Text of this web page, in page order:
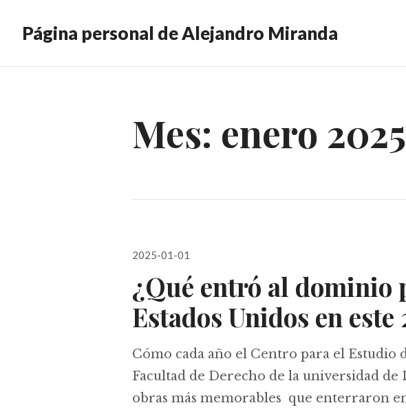
Página personal de Alejandro Miranda
Mes: enero 2025
Posted
2025-01-01
¿Qué entró al dominio
Estados Unidos en este
Cómo cada año el Centro para el Estudio
Facultad de Derecho de la universidad de
obras más memorables que enterraron